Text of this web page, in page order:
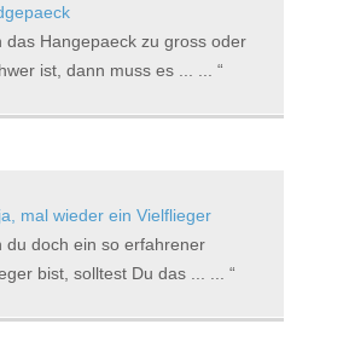
das Hangepaeck zu gross oder
ist, dann muss es ... ...
mal wieder ein Vielflieger
du doch ein so erfahrener
bist, solltest Du das ... ...